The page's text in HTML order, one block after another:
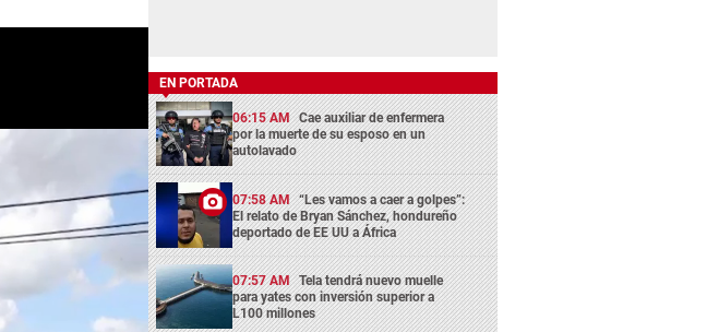
EN PORTADA
06:15 AM Cae auxiliar de enfermera
por la muerte de su esposo en un
autolavado
07:58 AM “Les vamos a caer a golpes”:
El relato de Bryan Sánchez, hondureño
deportado de EE UU a África
07:57 AM Tela tendrá nuevo muelle
para yates con inversión superior a
L100 millones